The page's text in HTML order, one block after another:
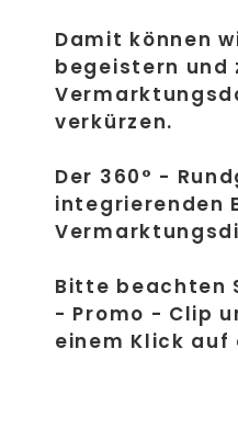
Damit können
begeistern und
verkürzen.
Der 360° -
integrierenden
Bitte beachten
- Promo - Clip
einem Klick auf